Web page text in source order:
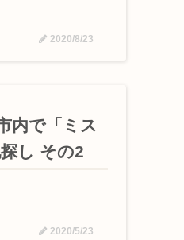
2020/8/23
内で「ミス
し その2
2020/5/23